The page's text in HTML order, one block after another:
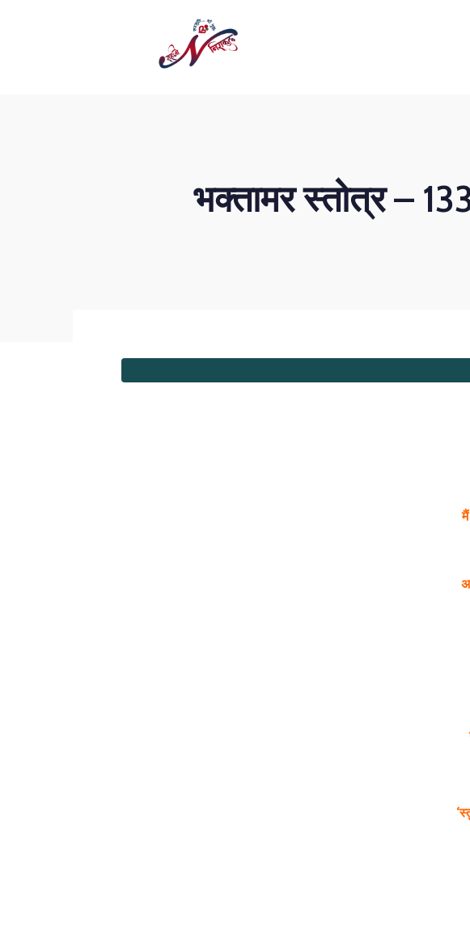
भक्तामर स्तोत्र –